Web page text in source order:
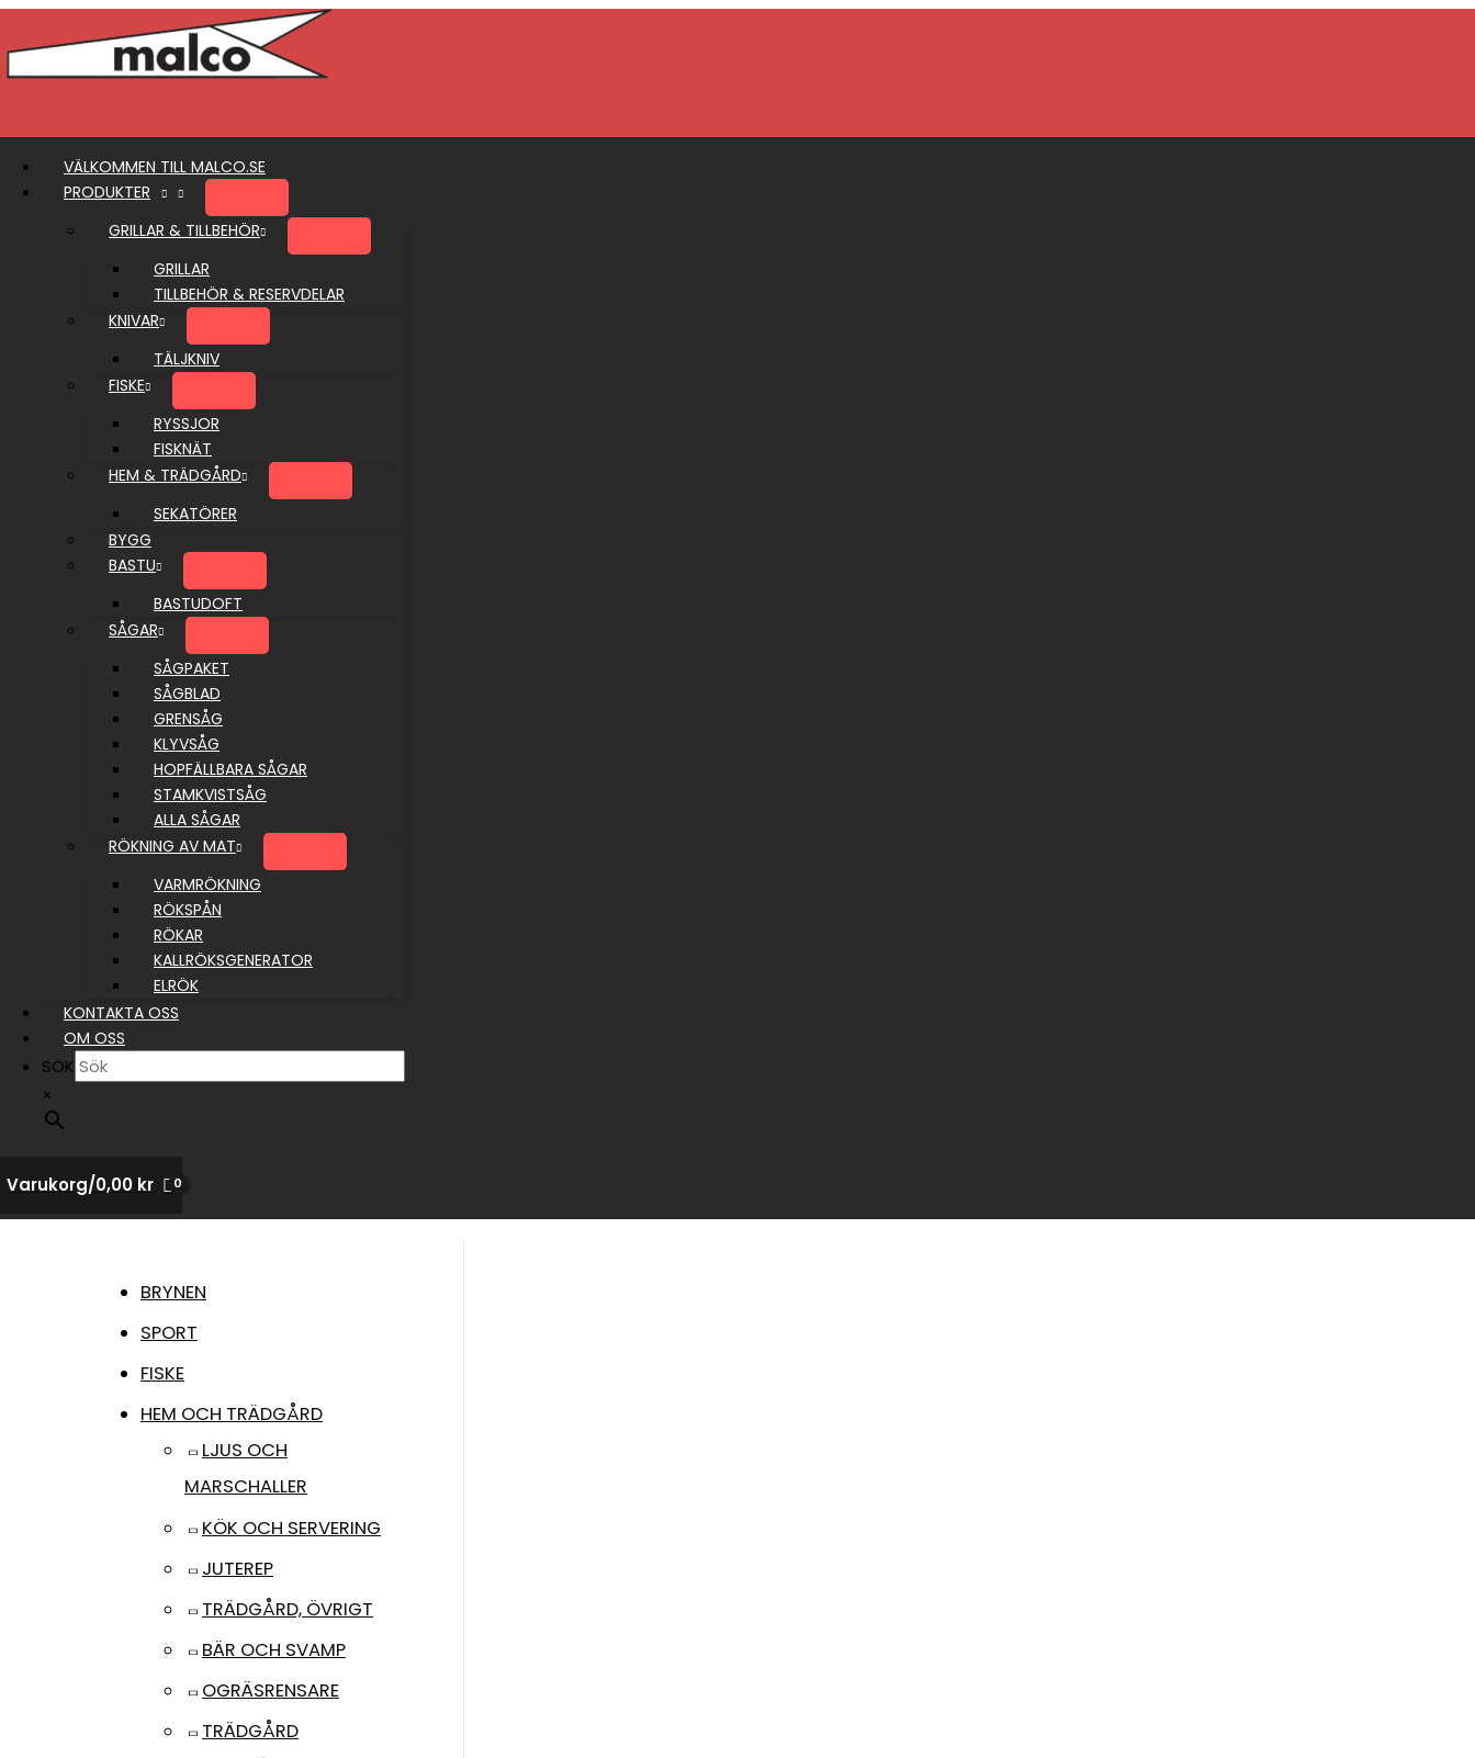
till
innehåll
VÄLKOMMEN TILL MALCO.SE
PRODUKTER
GRILLAR & TILLBEHÖR
GRILLAR
TILLBEHÖR & RESERVDELAR
KNIVAR
TÄLJKNIV
FISKE
RYSSJOR
FISKNÄT
HEM & TRÄDGÅRD
SEKATÖRER
BYGG
BASTU
BASTUDOFT
SÅGAR
SÅGPAKET
SÅGBLAD
GRENSÅG
KLYVSÅG
HOPFÄLLBARA SÅGAR
STAMKVISTSÅG
ALLA SÅGAR
RÖKNING AV MAT
VARMRÖKNING
RÖKSPÅN
RÖKAR
KALLRÖKSGENERATOR
ELRÖK
KONTAKTA OSS
OM OSS
SÖK
×
Varukorg/0,00 kr
BRYNEN
SPORT
FISKE
HEM OCH TRÄDGÅRD
LJUS OCH
MARSCHALLER
KÖK OCH SERVERING
JUTEREP
TRÄDGÅRD, ÖVRIGT
BÄR OCH SVAMP
OGRÄSRENSARE
TRÄDGÅRD